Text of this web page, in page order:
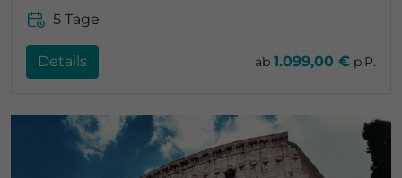
5 Tage
Details ab 1.099,00 € p.P.